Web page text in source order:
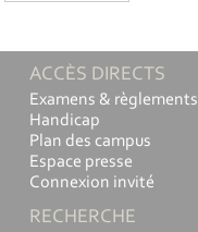
ACCÈS DIRECTS
Examens & règlements
Handicap
Plan des campus
Espace presse
Connexion invité
RECHERCHE